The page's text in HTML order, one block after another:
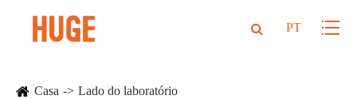
PT
Casa
Lado do laboratório